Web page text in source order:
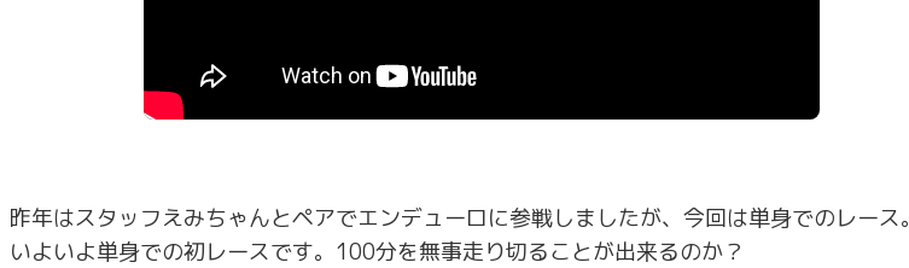
昨年はスタッフえみちゃんとペアでエンデューロに参戦しましたが、今回は単身でのレース。
いよいよ単身での初レースです。100分を無事走り切ることが出来るのか？